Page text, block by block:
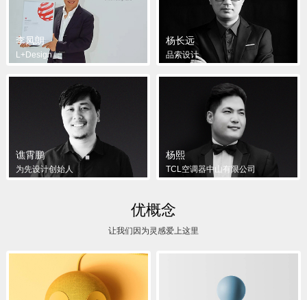
李凤朗
L+Design
杨长远
品索设计
谯霄鹏
为先设计创始人
杨熙
TCL空调器中山有限公司
优概念
让我们因为灵感爱上这里